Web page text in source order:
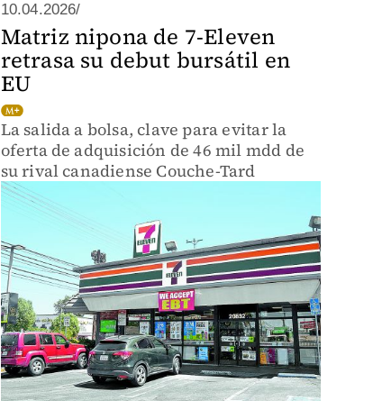
10.04.2026/
Matriz nipona de 7-Eleven
retrasa su debut bursátil en
EU
La salida a bolsa, clave para evitar la
oferta de adquisición de 46 mil mdd de
su rival canadiense Couche-Tard